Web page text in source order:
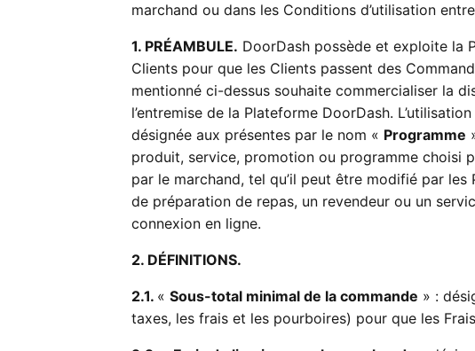
marchand ou dans les Conditions d’utilisation
1. PRÉAMBULE. DoorDash possède et exploite la
Clients pour que les Clients passent des
mentionné ci-dessus souhaite commercialiser la
l’entremise de la Plateforme DoorDash.
désignée aux présentes par le nom « Programme
produit, service, promotion ou programme choisi
par le marchand, tel qu’il peut être modifié par les
de préparation de repas, un revendeur ou un
connexion en ligne.
2. DÉFINITIONS.
2.1. « Sous-total minimal de la commande » :
taxes, les frais et les pourboires) pour que les